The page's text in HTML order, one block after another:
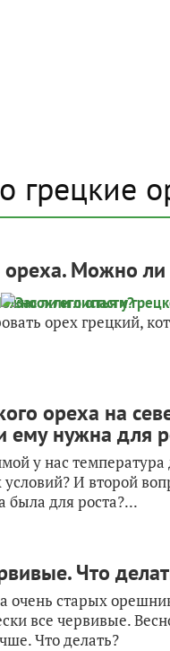
грецкие
Можно ли
орех грецкий,
ореха на
нужна для
у нас
И второй
для роста?...
Что
старых
все червивые.
Что делать?